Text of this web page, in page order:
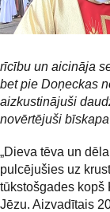
rīcību un aicināja
bet pie Doņeckas
aizkustinājuši
novērtējuši
„Dieva tēva un
pulcējušies uz
tūkstošgades kopš
Jēzu. Aizvadītais